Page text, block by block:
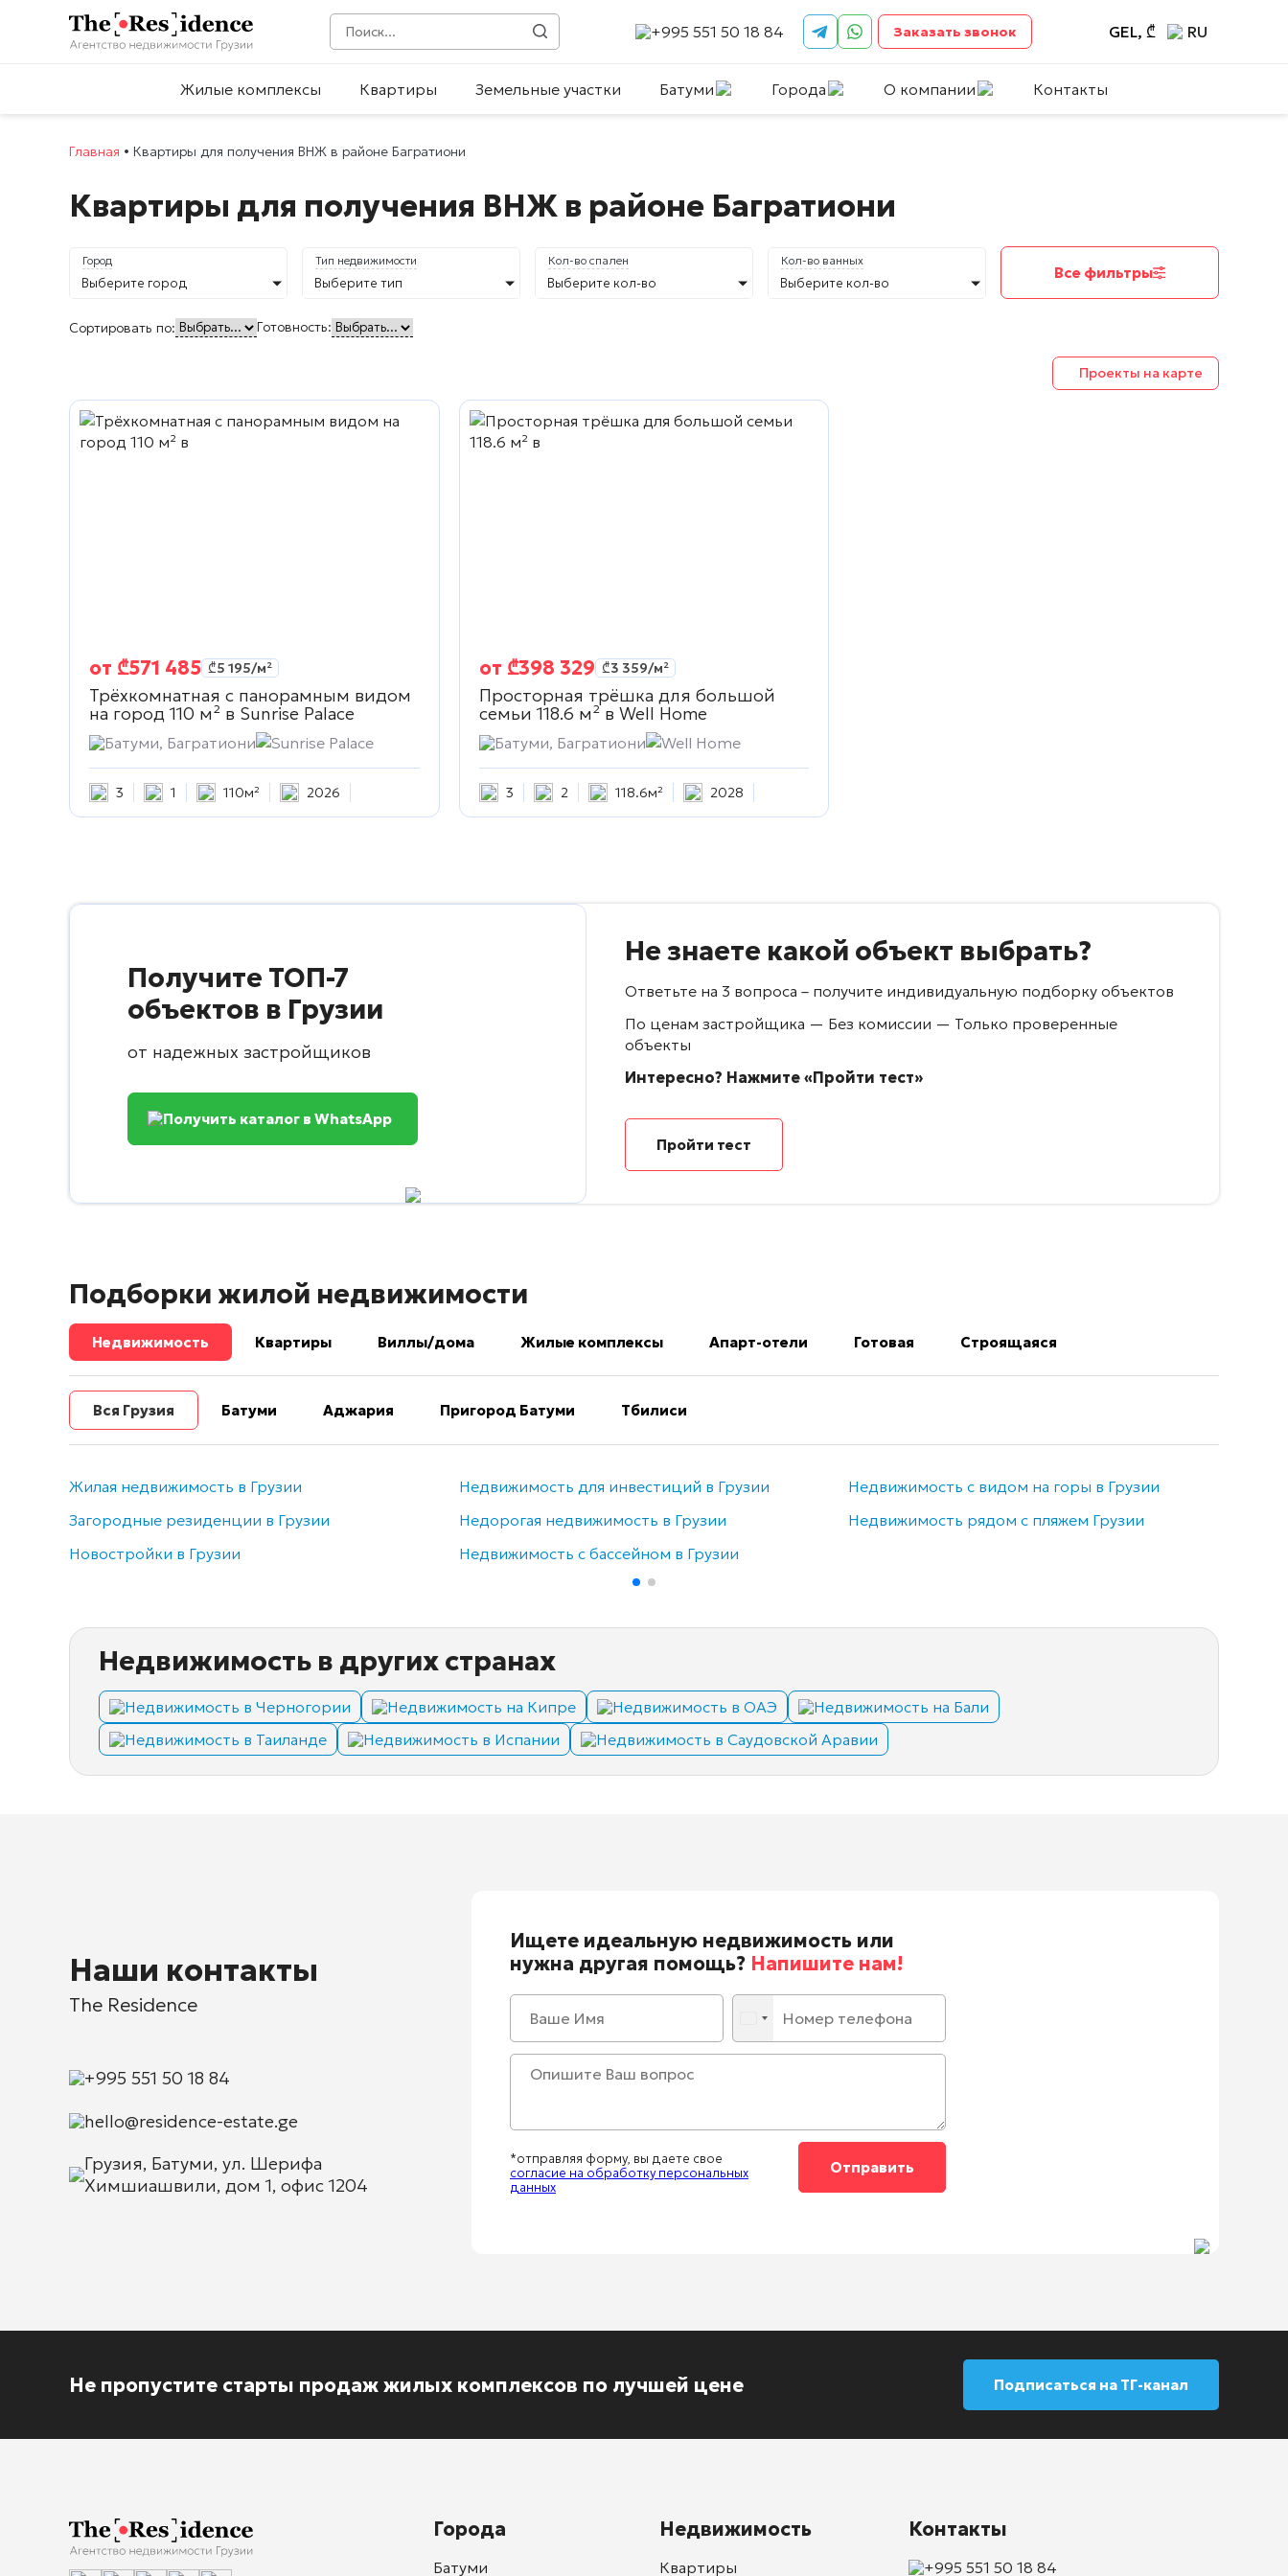
+995 551 50 18 84 Заказать звонок GEL, ₾ RU
Жилые комплексы Квартиры Земельные участки Батуми Города О компании Контакты
Главная • Квартиры для получения ВНЖ в районе Багратиони
Квартиры для получения ВНЖ в районе Багратиони
Город
Выберите город
Тип недвижимости
Выберите тип
Кол-во спален
Выберите кол-во
Кол-во ванных
Выберите кол-во
Все фильтры
Сортировать по: Готовность:
Проекты на карте
от ₾571 485 ₾5 195/м²
Трёхкомнатная с панорамным видом
на город 110 м² в Sunrise Palace
Батуми, Багратиони Sunrise Palace
3 1 110м² 2026
от ₾398 329 ₾3 359/м²
Просторная трёшка для большой
семьи 118.6 м² в Well Home
Батуми, Багратиони Well Home
3 2 118.6м² 2028
Получите ТОП-7
объектов в Грузии
от надежных застройщиков
Получить каталог в WhatsApp
Не знаете какой объект выбрать?
Ответьте на 3 вопроса – получите индивидуальную подборку объектов
По ценам застройщика — Без комиссии — Только проверенные
объекты
Интересно? Нажмите «Пройти тест»
Пройти тест
Подборки жилой недвижимости
Недвижимость Квартиры Виллы/дома Жилые комплексы Апарт-отели Готовая Строящаяся
Вся Грузия Батуми Аджария Пригород Батуми Тбилиси
Жилая недвижимость в Грузии
Загородные резиденции в Грузии
Новостройки в Грузии
Недвижимость для инвестиций в Грузии
Недорогая недвижимость в Грузии
Недвижимость с бассейном в Грузии
Недвижимость с видом на горы в Грузии
Недвижимость рядом с пляжем Грузии
Недвижимость в других странах
Недвижимость в Черногории Недвижимость на Кипре Недвижимость в ОАЭ
Недвижимость на Бали
Недвижимость в Таиланде
Недвижимость в Испании Недвижимость в Саудовской Аравии
Наши контакты
The Residence
+995 551 50 18 84
hello@residence-estate.ge
Грузия, Батуми, ул. Шерифа
Химшиашвили, дом 1, офис 1204
Ищете идеальную недвижимость или
нужна другая помощь? Напишите нам!
*отправляя форму, вы даете свое
согласие на обработку персональных
данных
Не пропустите старты продаж жилых комплексов по лучшей цене Подписаться на ТГ-канал
Города
Батуми
Недвижимость
Квартиры
Контакты
+995 551 50 18 84